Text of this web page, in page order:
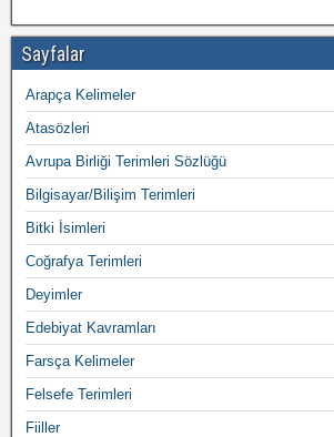
Sayfalar
Arapça Kelimeler
Atasözleri
Avrupa Birliği Terimleri Sözlüğü
Bilgisayar/Bilişim Terimleri
Bitki İsimleri
Coğrafya Terimleri
Deyimler
Edebiyat Kavramları
Farsça Kelimeler
Felsefe Terimleri
Fiiller